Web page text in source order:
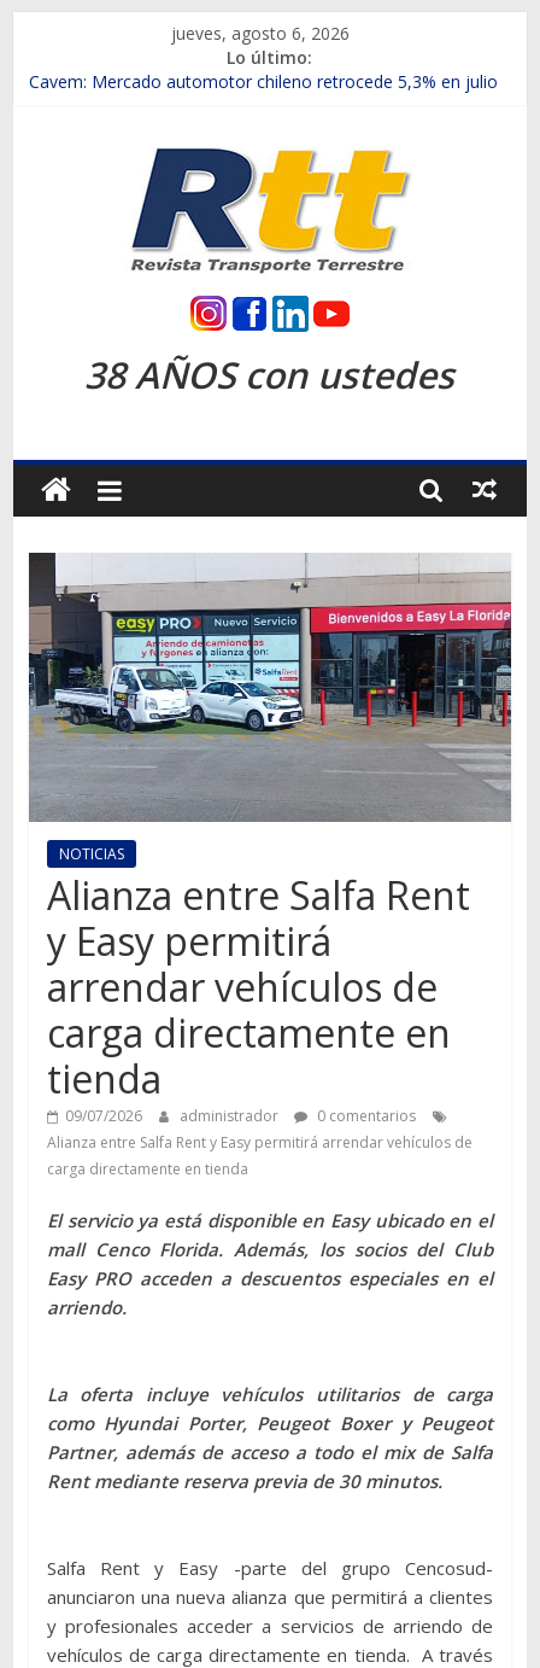
contenido
jueves, agosto 6, 2026
Lo último:
Chile es el primer mercado internacional en lanzar la nueva
Salfa suma vehículos electrificados de Chevrolet en el Biobío
Samex amplía su red con nuevas sucursales en Rancagua y
SINOTRUK Pick-ups presentó la recién estrenada Bolden en
la Expo Compras Públicas 2026
Revista
Transporte
Terrestre
Autos,
camiones,
motos,
información
del
mundo
del
transporte
38 AÑOS con ustedes
NOTICIAS
Alianza entre Salfa Rent
y Easy permitirá
arrendar vehículos de
carga directamente en
tienda
09/07/2026 administrador
0 comentarios
Alianza entre Salfa Rent y Easy permitirá arrendar vehículos de
carga directamente en tienda
El servicio ya está disponible en Easy ubicado en el
mall Cenco Florida. Además, los socios del Club
Easy PRO acceden a descuentos especiales en el
arriendo.
La oferta incluye vehículos utilitarios de carga
como Hyundai Porter, Peugeot Boxer y Peugeot
Partner, además de acceso a todo el mix de Salfa
Rent mediante reserva previa de 30 minutos.
Salfa Rent y Easy -parte del grupo Cencosud-
anunciaron una nueva alianza que permitirá a clientes
y profesionales acceder a servicios de arriendo de
vehículos de carga directamente en tienda. A través